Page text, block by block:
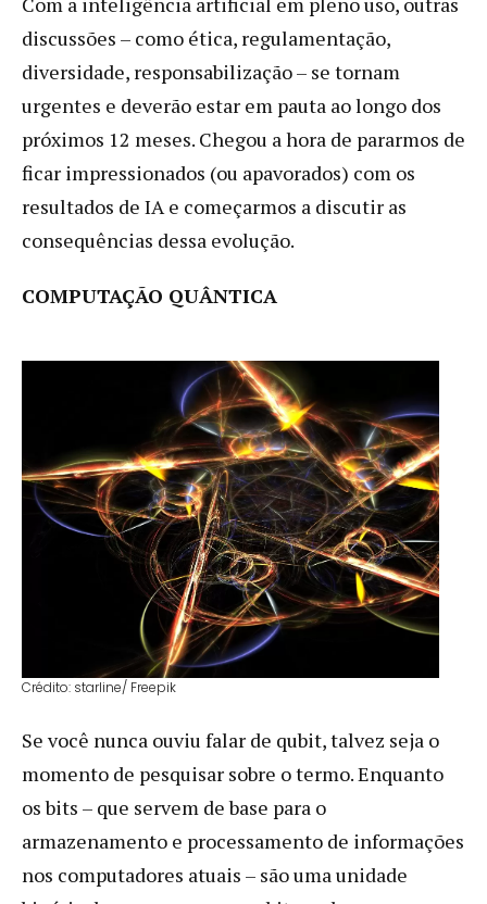
discussões – como ética, regulamentação,
diversidade, responsabilização – se tornam
urgentes e deverão estar em pauta ao longo dos
próximos 12 meses. Chegou a hora de pararmos de
ficar impressionados (ou apavorados) com os
resultados de IA e começarmos a discutir as
consequências dessa evolução.
COMPUTAÇÃO QUÂNTICA
Crédito: starline/ Freepik
Se você nunca ouviu falar de qubit, talvez seja o
momento de pesquisar sobre o termo. Enquanto
os bits – que servem de base para o
armazenamento e processamento de informações
nos computadores atuais – são uma unidade